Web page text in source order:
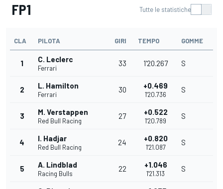
FP1 Tutte le statistiche
CLA PILOTA GIRI TEMPO GOMME
1 C. Leclerc
Ferrari
33 1'20.267 S
2 L. Hamilton
Ferrari
30 +0.469
1'20.736
S
3 M. Verstappen
Red Bull Racing
27 +0.522
1'20.789
S
4 I. Hadjar
Red Bull Racing
24 +0.820
1'21.087
S
5 A. Lindblad
Racing Bulls
22 +1.046
1'21.313
S